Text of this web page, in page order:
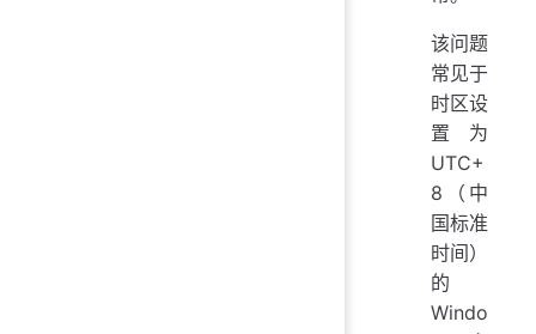
该问题
常见于
时区设
置为
UTC+
8（中
国标准
时间）
的
Windo